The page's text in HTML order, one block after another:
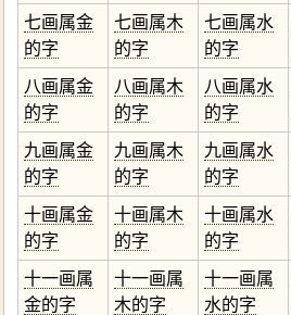
七画属金
的字
七画属木
的字
七画属水
的字
八画属金
的字
八画属木
的字
八画属水
的字
九画属金
的字
九画属木
的字
九画属水
的字
十画属金
的字
十画属木
的字
十画属水
的字
十一画属
金的字
十一画属
木的字
十一画属
水的字